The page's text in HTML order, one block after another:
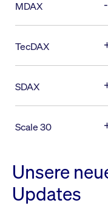
MDAX
TecDAX
SDAX
Scale 30
Unsere
Updates